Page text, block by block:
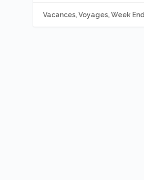
Vacances, Voyages, Week End